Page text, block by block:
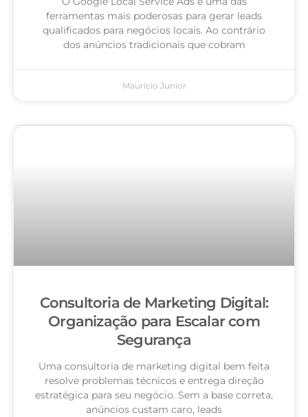
ferramentas mais poderosas para gerar leads
qualificados para negócios locais. Ao contrário
dos anúncios tradicionais que cobram
Mauricio Junior
Consultoria de Marketing Digital:
Organização para Escalar com
Segurança
Uma consultoria de marketing digital bem feita
resolve problemas técnicos e entrega direção
estratégica para seu negócio. Sem a base correta,
anúncios custam caro, leads